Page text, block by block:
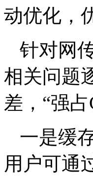
动优化，
针对网
相关问题
差，“强
一是缓
用户可通